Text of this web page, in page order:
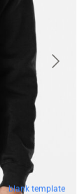
blank template